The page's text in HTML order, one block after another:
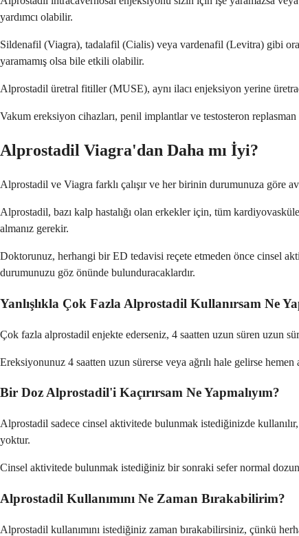
yardımcı olabilir.
Sildenafil (Viagra), tadalafil (Cialis) veya vardenafil (Levitra) gibi
yaramamış olsa bile etkili olabilir.
Alprostadil üretral fitiller (MUSE), aynı ilacı enjeksiyon yerine
Vakum ereksiyon cihazları, penil implantlar ve testosteron
Alprostadil Viagra'dan Daha mı İyi?
Alprostadil ve Viagra farklı çalışır ve her birinin durumunuza göre
Alprostadil, bazı kalp hastalığı olan erkekler için, tüm
almanız gerekir.
Doktorunuz, herhangi bir ED tedavisi reçete etmeden önce cinsel
durumunuzu göz önünde bulunduracaklardır.
Yanlışlıkla Çok Fazla Alprostadil Kullanırsam Ne
Çok fazla alprostadil enjekte ederseniz, 4 saatten uzun süren uzun
Ereksiyonunuz 4 saatten uzun sürerse veya ağrılı hale gelirse
Bir Doz Alprostadil'i Kaçırırsam Ne Yapmalıyım?
Alprostadil sadece cinsel aktivitede bulunmak istediğinizde
yoktur.
Cinsel aktivitede bulunmak istediğiniz bir sonraki sefer normal
Alprostadil Kullanımını Ne Zaman Bırakabilirim?
Alprostadil kullanımını istediğiniz zaman bırakabilirsiniz, çünkü